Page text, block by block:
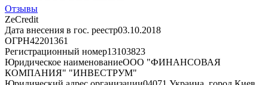
Отзывы
ZeCredit
Дата внесения в гос. реестр03.10.2018
ОГРН42201361
Регистрационный номер13103823
Юридическое наименованиеООО "ФИНАНСОВАЯ
КОМПАНИЯ" "ИНВЕСТРУМ"